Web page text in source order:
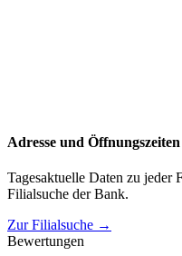
Adresse und Öffnungszeiten
Tagesaktuelle Daten zu
Filialsuche der Bank.
Zur Filialsuche →
Bewertungen